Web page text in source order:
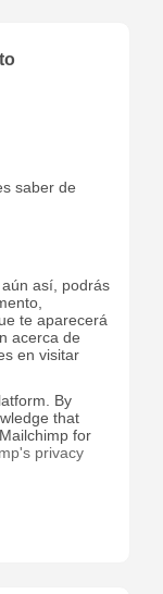
saber de
así, podrás
te aparecerá
acerca de
en visitar
By
that
for
privacy